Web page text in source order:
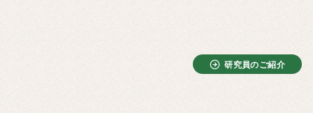
研究員のご紹介